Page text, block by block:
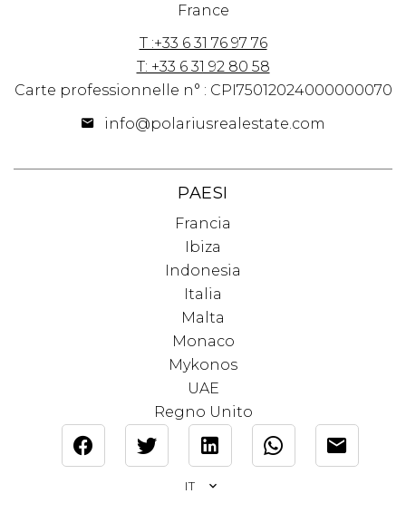
France
T :+33 6 31 76 97 76
T: +33 6 31 92 80 58
Carte professionnelle n° : CPI75012024000000070
info@polariusrealestate.com
PAESI
Francia
Ibiza
Indonesia
Italia
Malta
Monaco
Mykonos
UAE
Regno Unito
IT